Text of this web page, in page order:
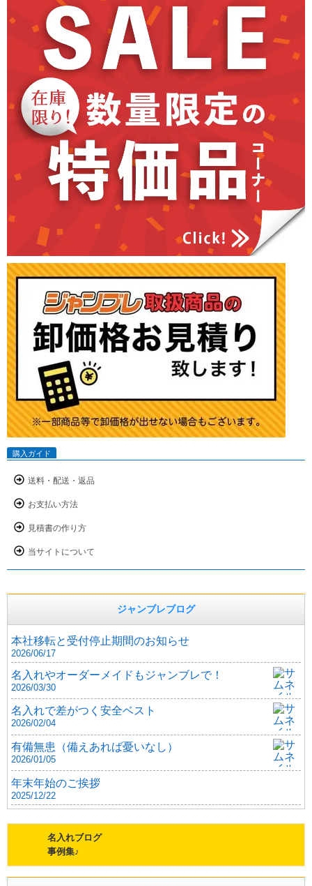
購入ガイド
送料・配送・返品
お支払い方法
見積書の作り方
当サイトについて
ジャンブレブログ
本社移転と受付停止期間のお知らせ
2026/06/17
名入れやオーダーメイドもジャンブレで！
2026/03/30
名入れで差がつく安全ベスト
2026/02/04
有備無患（備えあれば憂いなし）
2026/01/05
年末年始のご挨拶
2025/12/22
名入れブログ
事例集♪